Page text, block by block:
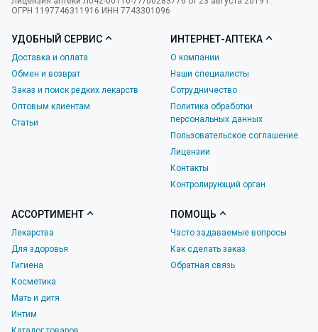
ОГРН 1197746311916 ИНН 7743301096
УДОБНЫЙ СЕРВИС
Доставка и оплата
Обмен и возврат
Заказ и поиск редких лекарств
Оптовым клиентам
Статьи
ИНТЕРНЕТ-АПТЕКА
О компании
Наши специалисты
Сотрудничество
Политика обработки
персональных данных
Пользовательское соглашение
Лицензии
Контакты
Контролирующий орган
АССОРТИМЕНТ
Лекарства
Для здоровья
Гигиена
Косметика
Мать и дитя
Интим
ПОМОЩЬ
Часто задаваемые вопросы
Как сделать заказ
Обратная связь